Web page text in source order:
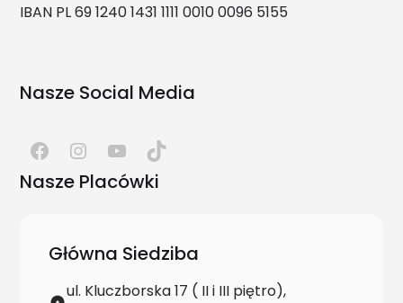
IBAN PL 69 1240 1431 1111 0010 0096 5155
Nasze Social Media
Nasze Placówki
Główna Siedziba
ul. Kluczborska 17 ( II i III piętro),